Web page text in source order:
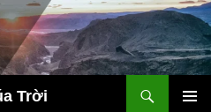
Trời